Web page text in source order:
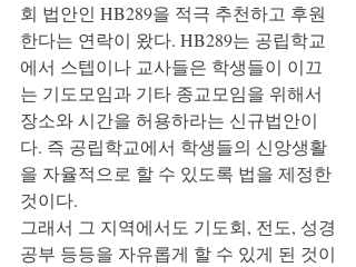
회 법안인 HB289을 적극 추천하고 후원
한다는 연락이 왔다. HB289는 공립학교
에서 스텝이나 교사들은 학생들이 이끄
는 기도모임과 기타 종교모임을 위해서
장소와 시간을 허용하라는 신규법안이
다. 즉 공립학교에서 학생들의 신앙생활
을 자율적으로 할 수 있도록 법을 제정한
것이다.
그래서 그 지역에서도 기도회, 전도, 성경
공부 등등을 자유롭게 할 수 있게 된 것이